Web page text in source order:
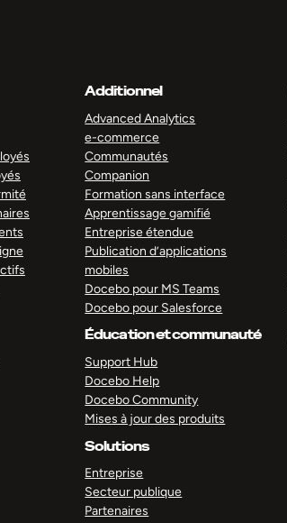
Additionnel
Advanced Analytics
e-commerce
Communautés
Companion
Formation sans interface
Apprentissage gamifié
Entreprise étendue
Publication d’applications
mobiles
Docebo pour MS Teams
Docebo pour Salesforce
Éducation et communauté
Support Hub
Docebo Help
Docebo Community
Mises à jour des produits
Solutions
Entreprise
Secteur publique
Partenaires